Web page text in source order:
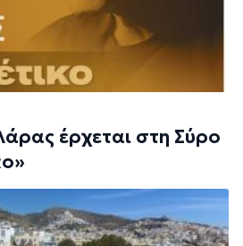
έρχεται στη Σύρο